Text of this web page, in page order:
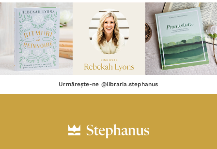
Urmărește-ne @libraria.stephanus